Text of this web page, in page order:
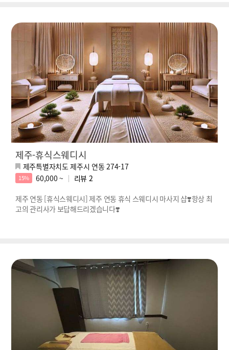
제주-휴식스웨디시
제주특별자치도 제주시 연동 274-17
15% 60,000 ~ 리뷰 2
제주 연동 [휴식스웨디시] 제주 연동 휴식 스웨디시 마사지 샵❣️항상 최
고의 관리사가 보답해드리겠습니다❣️